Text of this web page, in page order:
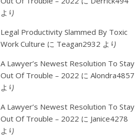
より
Legal Productivity Slammed By Toxic
Work Culture に Teagan2932 より
A Lawyer’s Newest Resolution To Stay
Out Of Trouble – 2022 に Alondra4857
より
A Lawyer’s Newest Resolution To Stay
Out Of Trouble – 2022 に Janice4278
より